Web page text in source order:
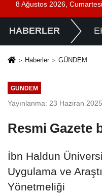
8 Ağustos 2026, Cumartesi
HABERLER
Haberler GÜNDEM
GÜNDEM
Yayınlanma: 23 Haziran
Resmi Gazete
İbn Haldun
Uygulama ve
Yönetmeliği